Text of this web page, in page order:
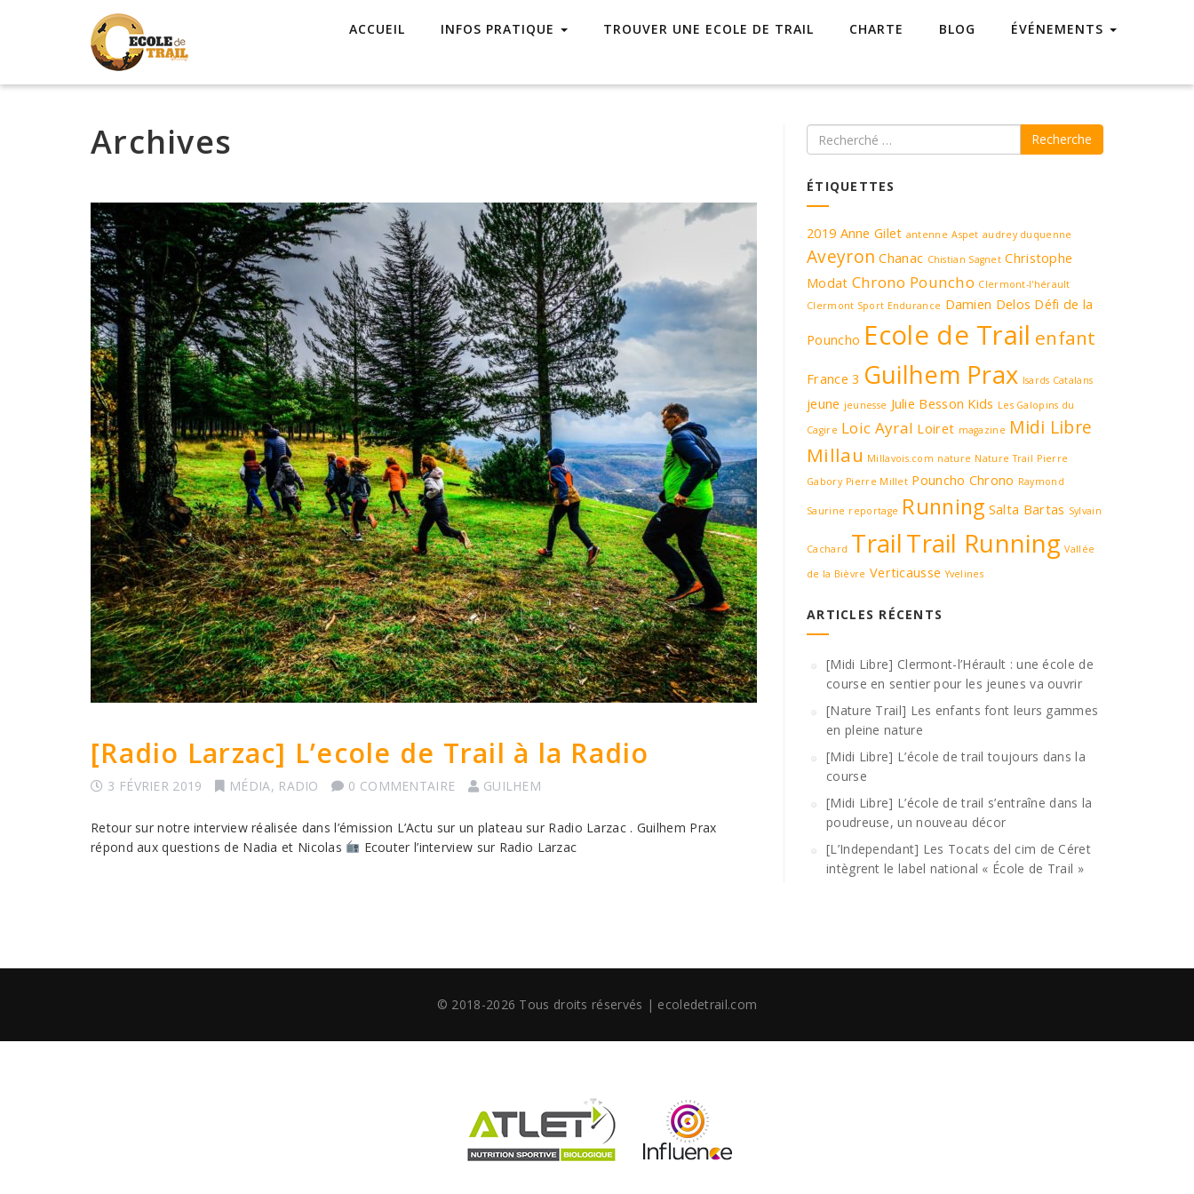
ACCUEIL INFOS PRATIQUE TROUVER UNE ECOLE DE TRAIL CHARTE BLOG ÉVÉNEMENTS
Archives
[Radio Larzac] L’ecole de Trail à la Radio
3 FÉVRIER 2019 MÉDIA, RADIO 0 COMMENTAIRE GUILHEM
Retour sur notre interview réalisée dans l’émission L’Actu sur un plateau sur Radio Larzac . Guilhem Prax
répond aux questions de Nadia et Nicolas
Ecouter l’interview sur Radio Larzac
Recherche
ÉTIQUETTES
2019 Anne Gilet antenne Aspet audrey duquenne
Aveyron Chanac Chistian Sagnet Christophe
Modat Chrono Pouncho Clermont-l'hérault
Clermont Sport Endurance Damien Delos Défi de la
Pouncho Ecole de Trail enfant
France 3 Guilhem Prax Isards Catalans
jeune jeunesse Julie Besson Kids Les Galopins du
Cagire Loic Ayral Loiret magazine Midi Libre
Millau Millavois.com nature Nature Trail Pierre
Gabory Pierre Millet Pouncho Chrono Raymond
Saurine reportage Running Salta Bartas Sylvain
Cachard TrailTrail Running Vallée
de la Bièvre Verticausse Yvelines
ARTICLES RÉCENTS
[Midi Libre] Clermont-l’Hérault : une école de
course en sentier pour les jeunes va ouvrir
[Nature Trail] Les enfants font leurs gammes
en pleine nature
[Midi Libre] L’école de trail toujours dans la
course
[Midi Libre] L’école de trail s’entraîne dans la
poudreuse, un nouveau décor
[L’Independant] Les Tocats del cim de Céret
intègrent le label national « École de Trail »
© 2018-2026 Tous droits réservés | ecoledetrail.com